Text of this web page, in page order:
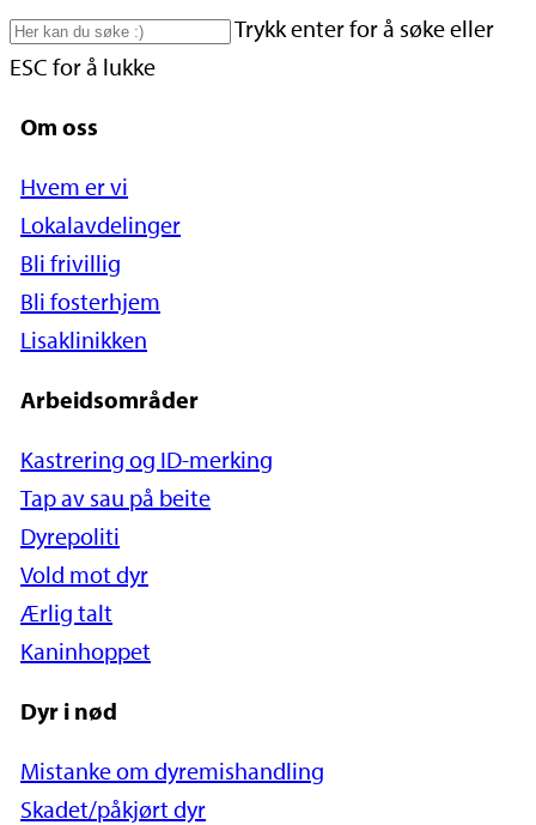
Skip
to
content
Trykk enter for å søke eller
ESC for å lukke
Om oss
Hvem er vi
Lokalavdelinger
Bli frivillig
Bli fosterhjem
Lisaklinikken
Arbeidsområder
Kastrering og ID-merking
Tap av sau på beite
Dyrepoliti
Vold mot dyr
Ærlig talt
Kaninhoppet
Dyr i nød
Mistanke om dyremishandling
Skadet/påkjørt dyr